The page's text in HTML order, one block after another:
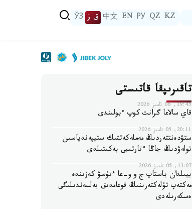
KZ
QZ
РУ
EN
中文 ق ز ЎЗ
تاقىرىپقا قاتىستى
19:45, 06 تامىز 2026
قاي سالاعا گرانت كوپ ءبولىندى
20:11, 05 تامىز 2026
ستۋدەنتتەردىڭ مەملەكەتتىك ستيپەندياسىن
تولەۋدىڭ جاڭا ءتارتىبى بەكىتىلدى
13:07, 05 تامىز 2026
بيىلدان باستاپ ج و و-عا ءتۇسۋ كەزىندە
مەكتەپ تۇلەكتەرىنىڭ قوعامدىق بەلسەندىلىگى
ەسكەرىلەدى